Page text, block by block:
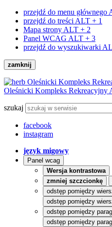
przejdź do menu głównego
przejdź do treści ALT + 1
Mapa strony ALT + 2
Panel WCAG ALT + 3
przejdź do wyszukiwarki
zamknij
Oleśnicki Kompleks Rekreacyjny
szukaj
facebook
instagram
język migowy
Panel wcag
Wersja kontrastowa
zmniej szczcionkę
odstęp pomiędzy
odstęp pomiędzy
odstęp pomiędzy
odstęp pomiędzy